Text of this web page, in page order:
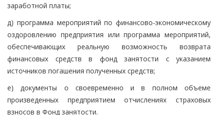
заработной платы;
д) программа мероприятий по финансово-экономическому
оздоровлению предприятия или программа мероприятий,
обеспечивающих реальную возможность возврата
финансовых средств в фонд занятости с указанием
источников погашения полученных средств;
е) документы о своевременно и в полном объеме
произведенных предприятием отчислениях страховых
взносов в Фонд занятости.